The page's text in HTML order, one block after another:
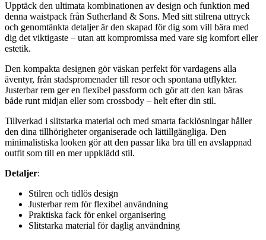
Upptäck den ultimata kombinationen av design och funktion med
denna waistpack från Sutherland & Sons. Med sitt stilrena uttryck
och genomtänkta detaljer är den skapad för dig som vill bära med
dig det viktigaste – utan att kompromissa med vare sig komfort eller
estetik.
Den kompakta designen gör väskan perfekt för vardagens alla
äventyr, från stadspromenader till resor och spontana utflykter.
Justerbar rem ger en flexibel passform och gör att den kan bäras
både runt midjan eller som crossbody – helt efter din stil.
Tillverkad i slitstarka material och med smarta facklösningar håller
den dina tillhörigheter organiserade och lättillgängliga. Den
minimalistiska looken gör att den passar lika bra till en avslappnad
outfit som till en mer uppklädd stil.
Detaljer:
Stilren och tidlös design
Justerbar rem för flexibel användning
Praktiska fack för enkel organisering
Slitstarka material för daglig användning